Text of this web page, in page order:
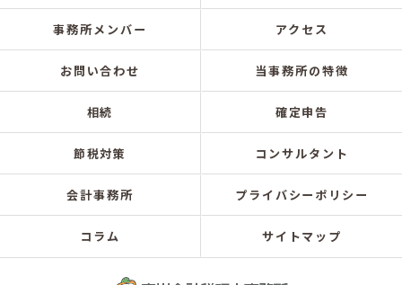
事務所メンバー アクセス
お問い合わせ 当事務所の特徴
相続 確定申告
節税対策 コンサルタント
会計事務所 プライバシーポリシー
コラム サイトマップ